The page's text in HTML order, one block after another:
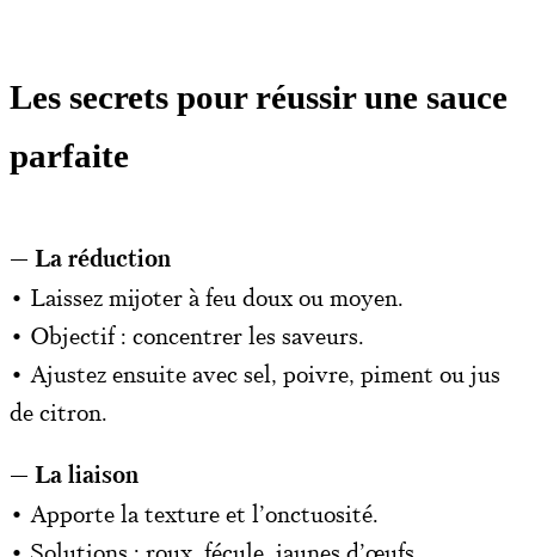
Les secrets pour réussir une sauce
parfaite
— La réduction
• Laissez mijoter à feu doux ou moyen.
• Objectif : concentrer les saveurs.
• Ajustez ensuite avec sel, poivre, piment ou jus
de citron.
— La liaison
• Apporte la texture et l’onctuosité.